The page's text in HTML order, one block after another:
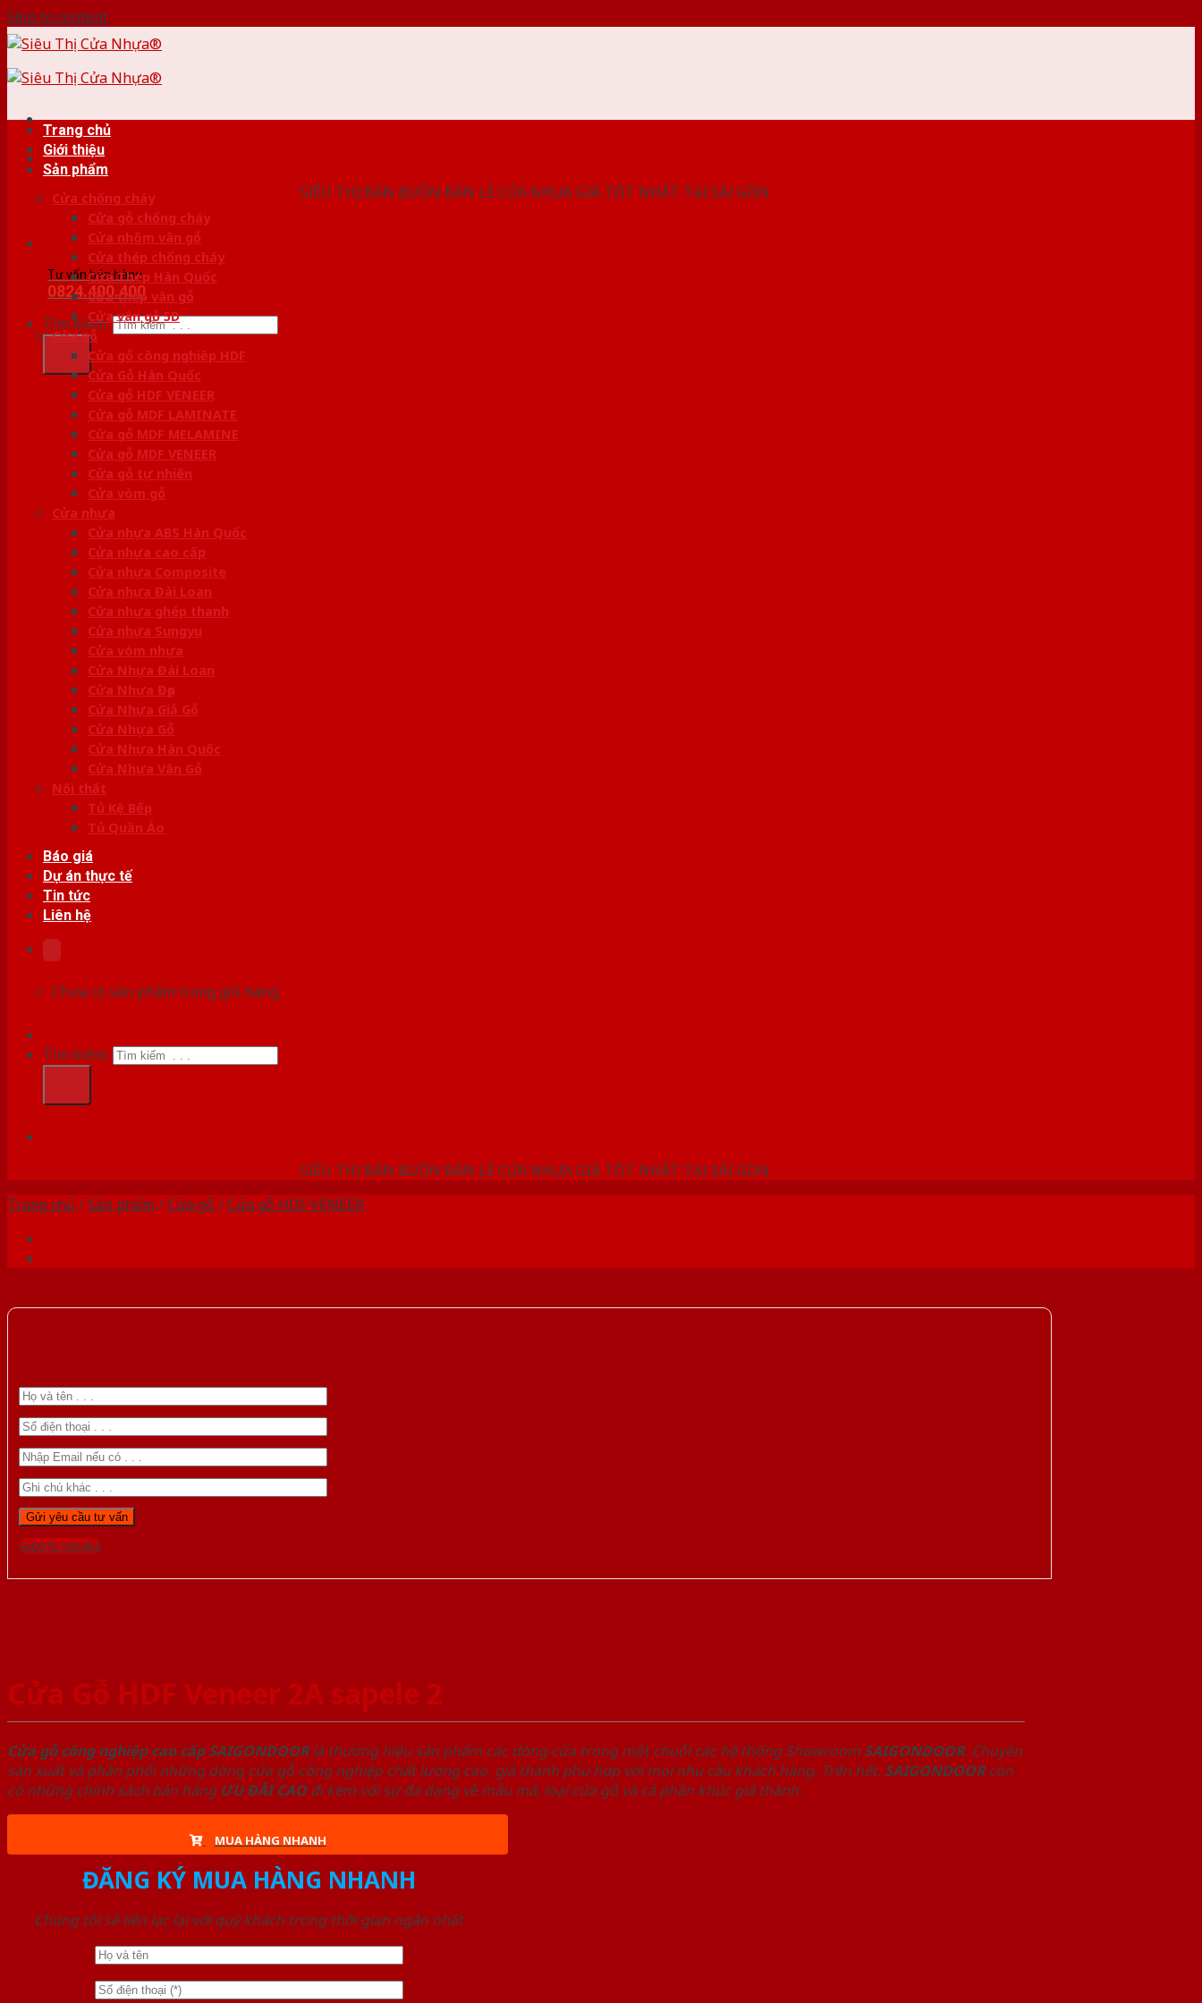
Skip to content
SIÊU THỊ BÁN BUÔN BÁN LẺ CỬA NHỰA GIÁ TỐT NHẤT TẠI SÀI GÒN
Tư vấn bán hàng
0824.400.400
Tìm kiếm:
Trang chủ
Giới thiệu
Sản phẩm
Cửa chống cháy
Cửa gỗ chống cháy
Cửa nhôm vân gỗ
Cửa thép chống cháy
Cửa Thép Hàn Quốc
Cửa thép vân gỗ
Cửa vân gỗ 5D
Cửa gỗ
Cửa gỗ công nghiệp HDF
Cửa Gỗ Hàn Quốc
Cửa gỗ HDF VENEER
Cửa gỗ MDF LAMINATE
Cửa gỗ MDF MELAMINE
Cửa gỗ MDF VENEER
Cửa gỗ tự nhiên
Cửa vòm gỗ
Cửa nhựa
Cửa nhựa ABS Hàn Quốc
Cửa nhựa cao cấp
Cửa nhựa Composite
Cửa nhựa Đài Loan
Cửa nhựa ghép thanh
Cửa nhựa Sungyu
Cửa vòm nhựa
Cửa Nhựa Đài Loan
Cửa Nhựa Đẹp
Cửa Nhựa Giả Gỗ
Cửa Nhựa Gỗ
Cửa Nhựa Hàn Quốc
Cửa Nhựa Vân Gỗ
Nội thất
Tủ Kệ Bếp
Tủ Quần Áo
Báo giá
Dự án thực tế
Tin tức
Liên hệ
Chưa có sản phẩm trong giỏ hàng.
Tìm kiếm:
SIÊU THỊ BÁN BUÔN BÁN LẺ CỬA NHỰA GIÁ TỐT NHẤT TẠI SÀI GÒN
Trang chủ /Sản phẩm /Cửa gỗ /Cửa gỗ HDF VENEER
Gọi 0976.169.864
Cửa Gỗ HDF Veneer 2A sapele 2
Cửa gỗ công nghiệp cao cấp SAIGONDOORlà thương hiệu sản phẩm các dòng cửa trong một chuỗi các hệ thống Showroom SAIGONDOOR. Chuyên
sản xuất và phân phối những dòng cửa gỗ công nghiệp chất lượng cao, giá thành phù hợp với mọi nhu cầu khách hàng. Trên hết, SAIGONDOORcòn
có những chính sách bán hàng ƯU ĐÃI CAOđi kèm với sự đa dạng về mẫu mã, loại cửa gỗ và cả phân khúc giá thành.
MUA HÀNG NHANH
ĐĂNG KÝ MUA HÀNG NHANH
Chúng tôi sẽ liên lạc lại với quý khách trong thời gian ngắn nhất